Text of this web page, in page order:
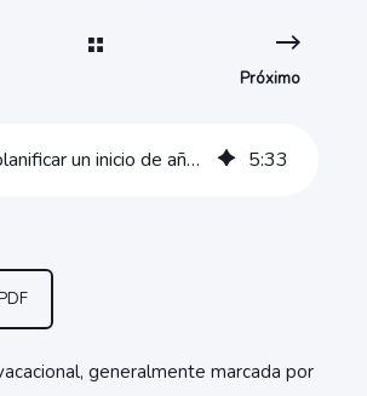
Próximo
Cómo planificar un inicio de año exitoso durante la temporada vacacional 5:33
generalmente marcada por